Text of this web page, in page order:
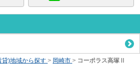
貸)地域から探す > 岡崎市 > コーポラス高塚Ⅱ